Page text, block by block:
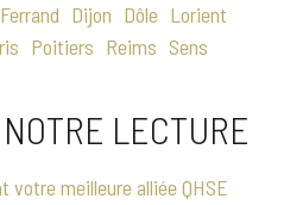
Dijon Dôle Lorient
Poitiers Reims Sens
LECTURE
votre meilleure alliée QHSE